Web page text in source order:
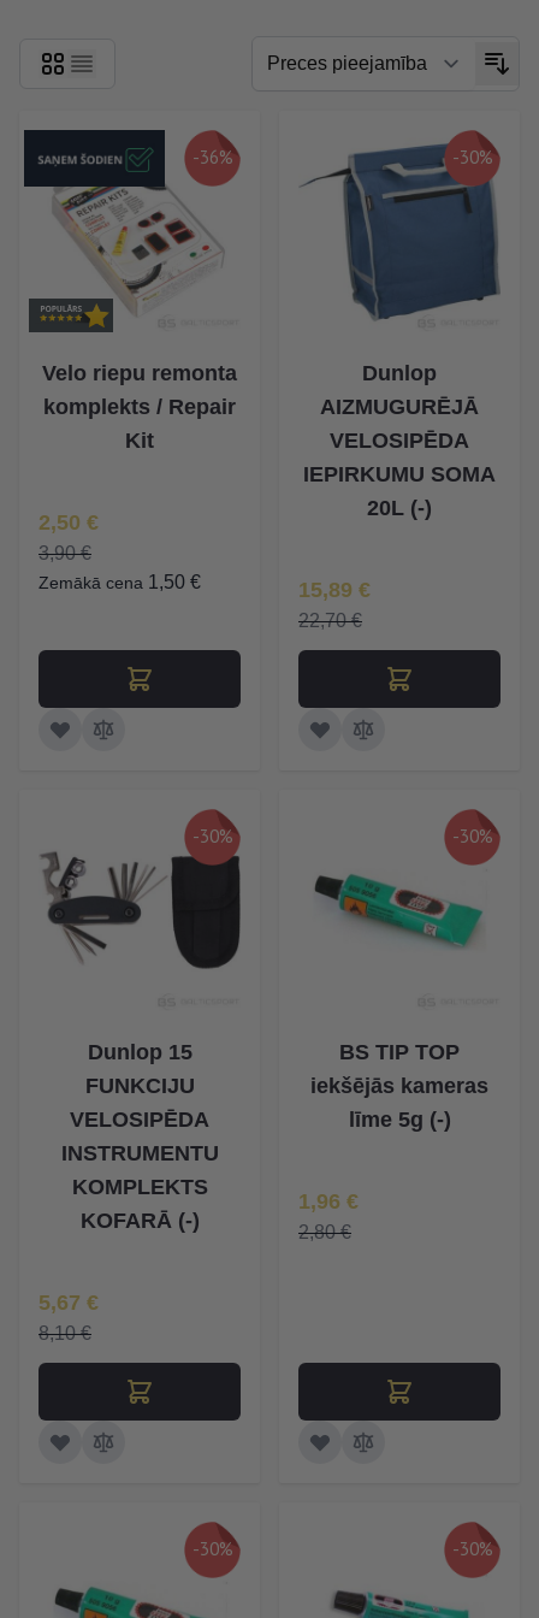
-36%
Velo riepu remonta
komplekts / Repair
Kit
Īpaša Cena
2,50 €
3,90 €
Zemākā cena 1,50 €
-30%
Dunlop
AIZMUGURĒJĀ
VELOSIPĒDA
IEPIRKUMU SOMA
20L (-)
Īpaša Cena
15,89 €
22,70 €
-30%
Dunlop 15
FUNKCIJU
VELOSIPĒDA
INSTRUMENTU
KOMPLEKTS
KOFARĀ (-)
Īpaša Cena
5,67 €
8,10 €
-30%
BS TIP TOP
iekšējās kameras
līme 5g (-)
Īpaša Cena
1,96 €
2,80 €
-30% -30%